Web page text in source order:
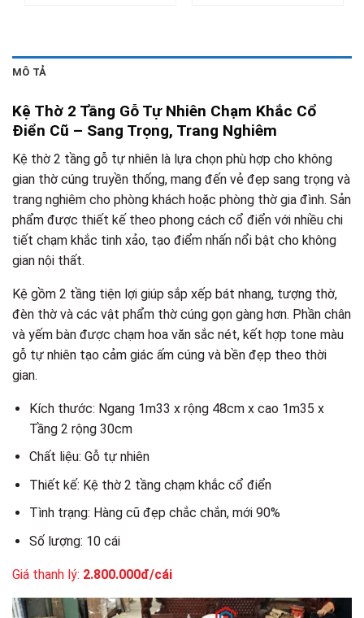
MÔ TẢ
Kệ Thờ 2 Tầng Gỗ Tự Nhiên Chạm Khắc Cổ
Điển Cũ – Sang Trọng, Trang Nghiêm
Kệ thờ 2 tầng gỗ tự nhiên là lựa chọn phù hợp cho không
gian thờ cúng truyền thống, mang đến vẻ đẹp sang trọng và
trang nghiêm cho phòng khách hoặc phòng thờ gia đình. Sản
phẩm được thiết kế theo phong cách cổ điển với nhiều chi
tiết chạm khắc tinh xảo, tạo điểm nhấn nổi bật cho không
gian nội thất.
Kệ gồm 2 tầng tiện lợi giúp sắp xếp bát nhang, tượng thờ,
đèn thờ và các vật phẩm thờ cúng gọn gàng hơn. Phần chân
và yếm bàn được chạm hoa văn sắc nét, kết hợp tone màu
gỗ tự nhiên tạo cảm giác ấm cúng và bền đẹp theo thời
gian.
Kích thước: Ngang 1m33 x rộng 48cm x cao 1m35 x
Tầng 2 rộng 30cm
Chất liệu: Gỗ tự nhiên
Thiết kế: Kệ thờ 2 tầng chạm khắc cổ điển
Tình trạng: Hàng cũ đẹp chắc chắn, mới 90%
Số lượng: 10 cái
Giá thanh lý: 2.800.000đ/cái